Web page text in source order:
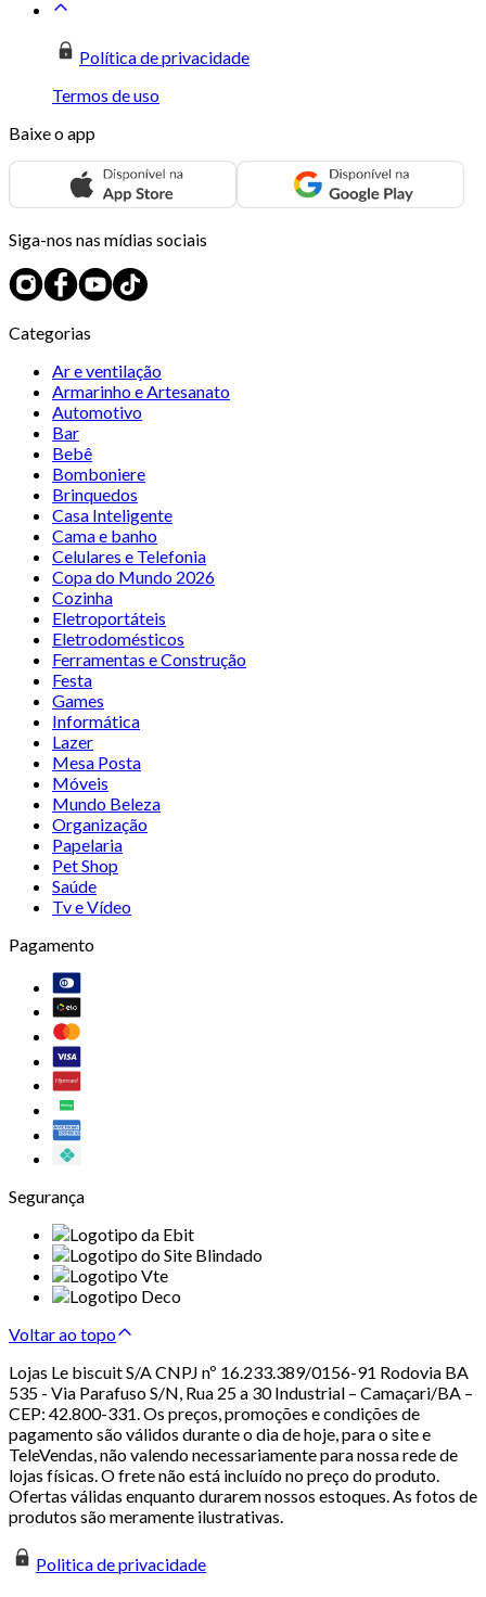
Política de privacidade
Termos de uso
Baixe o app
Siga-nos nas mídias sociais
Categorias
Ar e ventilação
Armarinho e Artesanato
Automotivo
Bar
Bebê
Bomboniere
Brinquedos
Casa Inteligente
Cama e banho
Celulares e Telefonia
Copa do Mundo 2026
Cozinha
Eletroportáteis
Eletrodomésticos
Ferramentas e Construção
Festa
Games
Informática
Lazer
Mesa Posta
Móveis
Mundo Beleza
Organização
Papelaria
Pet Shop
Saúde
Tv e Vídeo
Pagamento
Segurança
Voltar ao topo
Lojas Le biscuit S/A CNPJ nº 16.233.389/0156-91 Rodovia BA
535 - Via Parafuso S/N, Rua 25 a 30 Industrial – Camaçari/BA –
CEP: 42.800-331. Os preços, promoções e condições de
pagamento são válidos durante o dia de hoje, para o site e
TeleVendas, não valendo necessariamente para nossa rede de
lojas físicas. O frete não está incluído no preço do produto.
Ofertas válidas enquanto durarem nossos estoques. As fotos de
produtos são meramente ilustrativas.
Politica de privacidade